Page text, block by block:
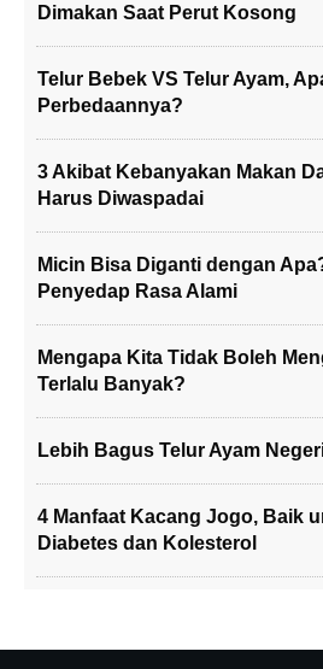
Dimakan Saat Perut Kosong
Telur Bebek VS Telur Ayam,
Perbedaannya?
3 Akibat Kebanyakan Makan
Harus Diwaspadai
Micin Bisa Diganti dengan
Penyedap Rasa Alami
Mengapa Kita Tidak Boleh
Terlalu Banyak?
Lebih Bagus Telur Ayam
4 Manfaat Kacang Jogo, Baik
Diabetes dan Kolesterol